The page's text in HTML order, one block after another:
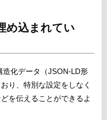
め込まれてい
造化データ（JSON-LD形
り、特別な設定をしなく
を伝えることができるよ